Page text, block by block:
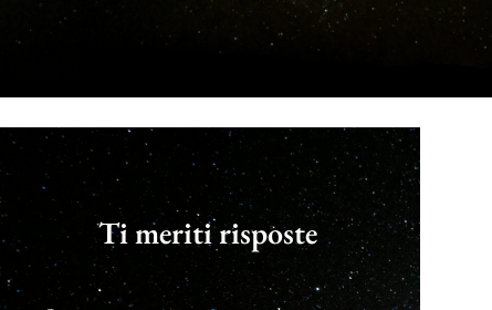
Ti meriti risposte